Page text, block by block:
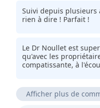
Suivi depuis plusieurs
rien à dire ! Parfait !
Le Dr Noullet est
qu'avec les
compatissante, à
Afficher plus de